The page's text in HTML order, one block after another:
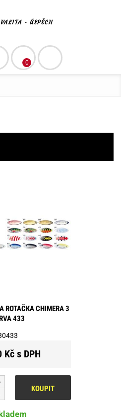
- ÚSPĚCH
0
ROTAČKA CHIMERA 3
433
Kč s DPH
KOUPIT